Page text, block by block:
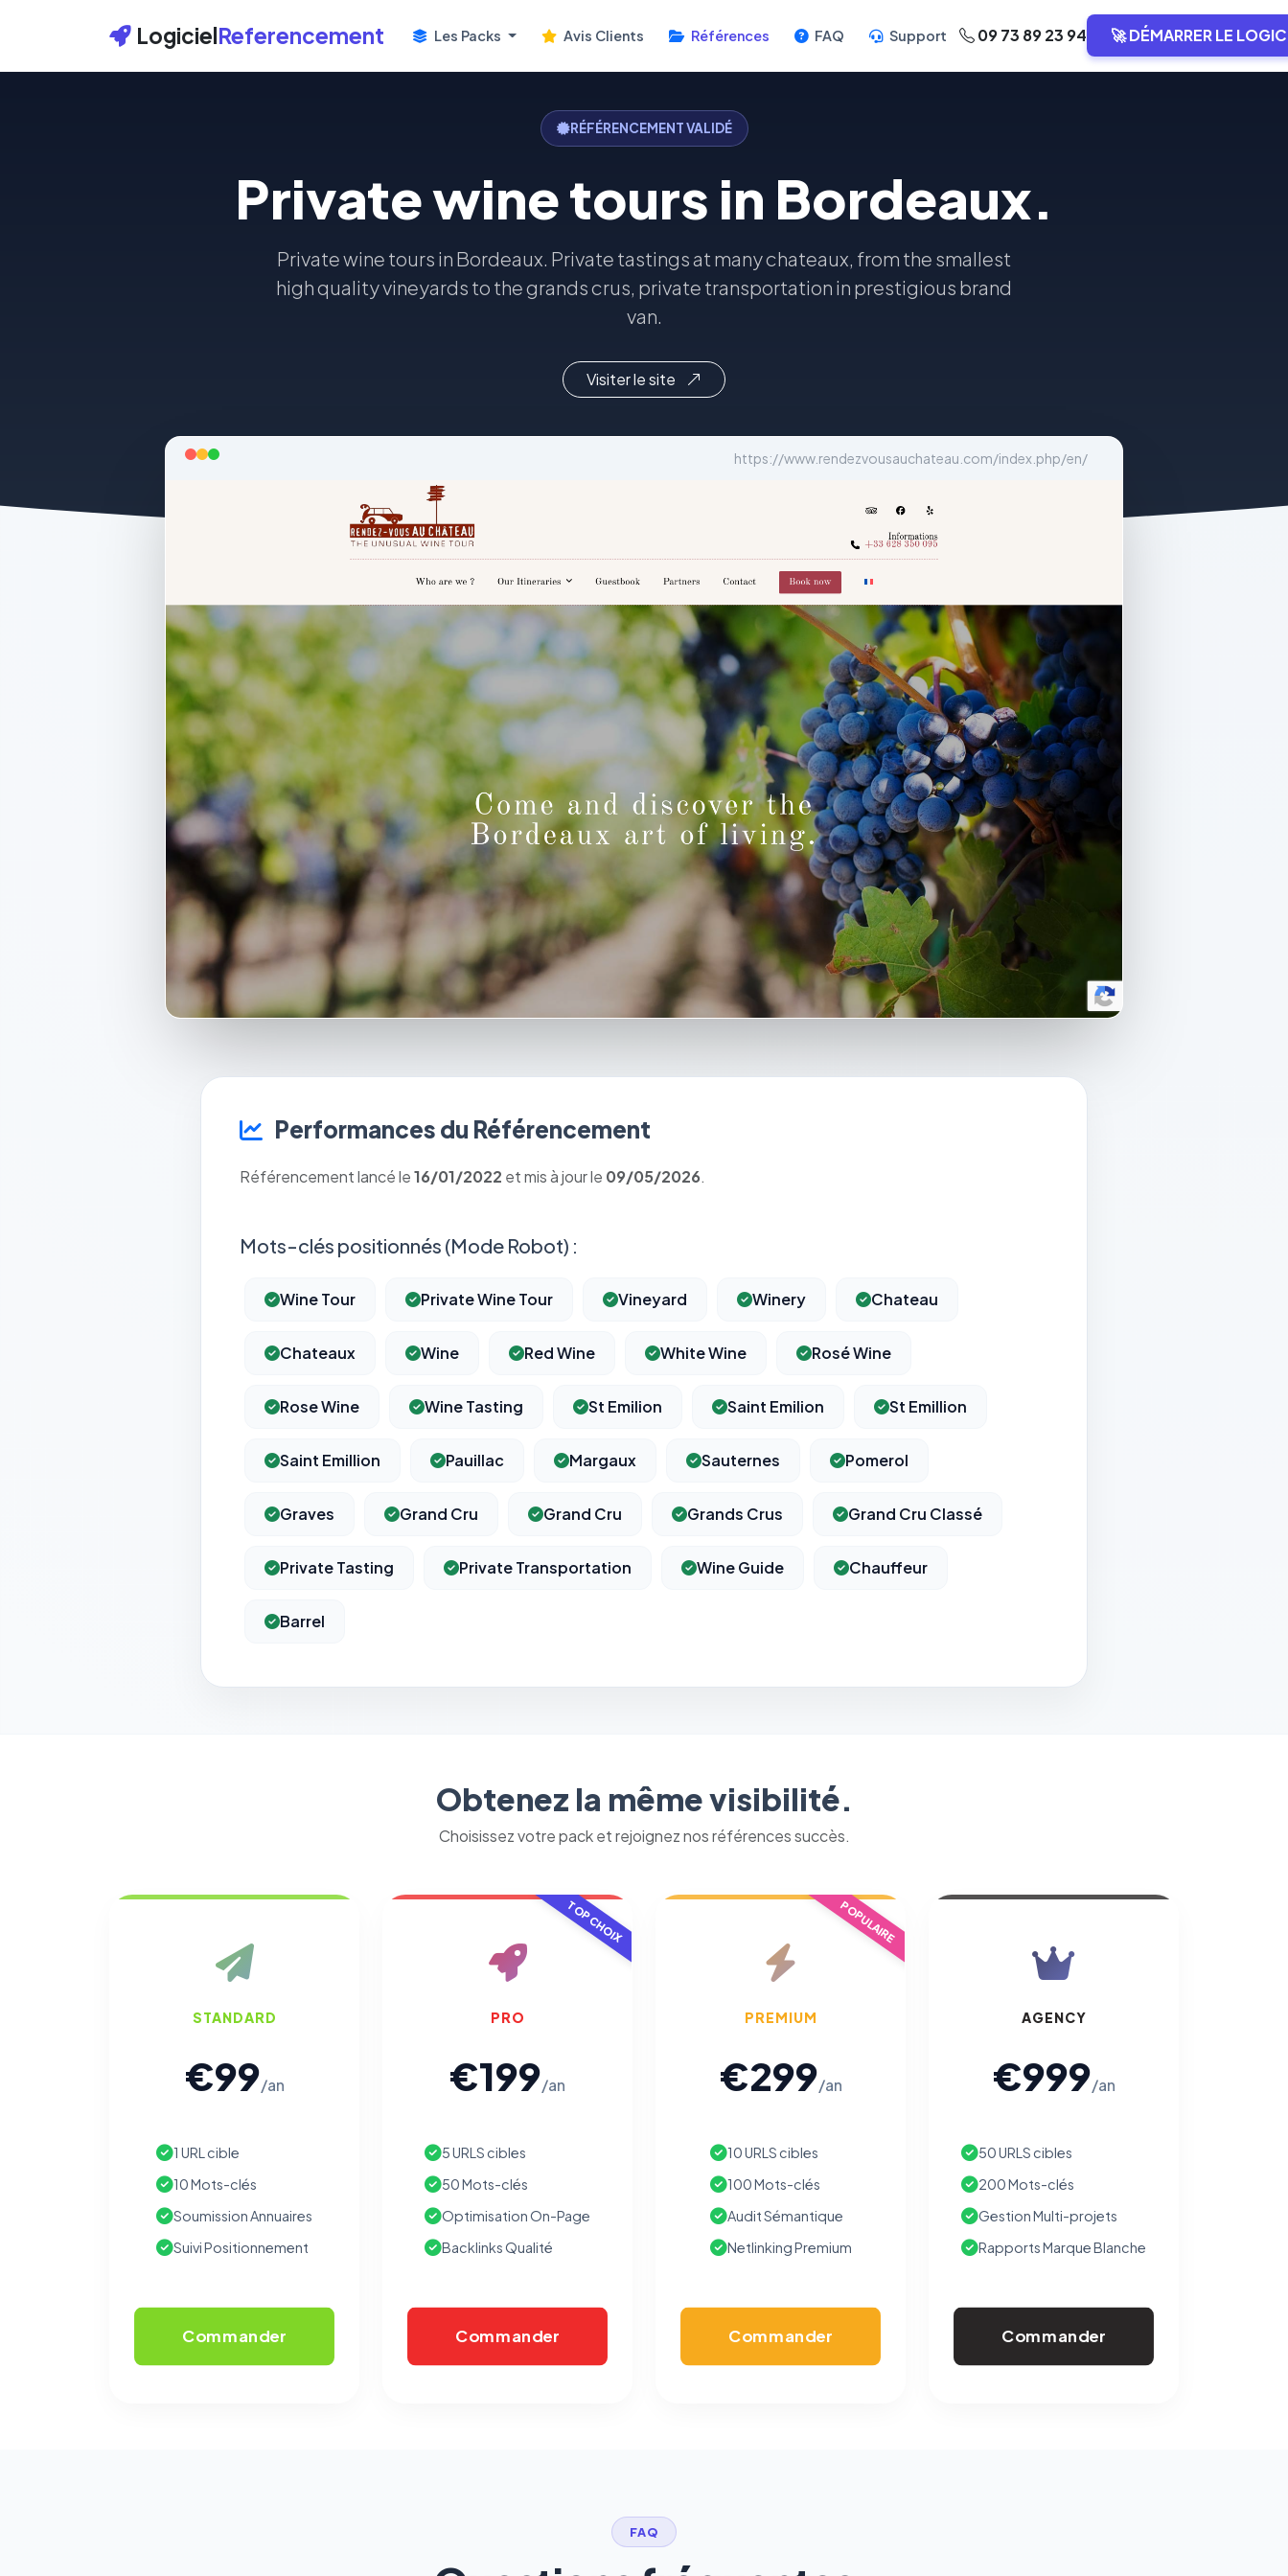
LogicielReferencement Les Packs Avis Clients Références FAQ Support 09 73 89 23 94 🚀 DÉMARRER LE
RÉFÉRENCEMENT VALIDÉ
Private wine tours in Bordeaux.
Private wine tours in Bordeaux. Private tastings at many chateaux, from the smallest
high quality vineyards to the grands crus, private transportation in prestigious brand
van.
Visiter le site
https://www.rendezvousauchateau.com/index.php/en/
Performances du Référencement
Référencement lancé le16/01/2022 et mis à jour le 09/05/2026.
Mots-clés positionnés (Mode Robot) :
Wine Tour Private Wine Tour Vineyard Winery Chateau
Chateaux Wine Red Wine White Wine Rosé Wine
Rose Wine Wine Tasting St Emilion Saint Emilion St Emillion
Saint Emillion Pauillac Margaux Sauternes Pomerol
Graves Grand Cru Grand Cru Grands Crus Grand Cru Classé
Private Tasting Private Transportation Wine Guide Chauffeur
Barrel
Obtenez la même visibilité.
Choisissez votre pack et rejoignez nos références succès.
STANDARD
€99/an
1 URL cible
10 Mots-clés
Soumission Annuaires
Suivi Positionnement
Commander
TOP CHOIX
PRO
€199/an
5 URLS cibles
50 Mots-clés
Optimisation On-Page
Backlinks Qualité
Commander
POPULAIRE
PREMIUM
€299/an
10 URLS cibles
100 Mots-clés
Audit Sémantique
Netlinking Premium
Commander
AGENCY
€999/an
50 URLS cibles
200 Mots-clés
Gestion Multi-projets
Rapports Marque Blanche
Commander
FAQ
Cookies analytiques
Nous aident à comprendre comment vous utilisez le site
Cookies marketing
Permettent d'afficher des publicités pertinentes et de
votre navigation.
Traceurs des courriels
Ce suivi n'est pas géré par ce
bandeau cookies
(cadre distinct du site web). Pour vous y
opposer : utilisez le
lien dédié en pied de chaque courriel (« Pour
vous opposer à ce suivi ») — sans vous désinscrire des envois — ou
écrivez àcontact@logicielreferencement.com. Détail : Politique de
confidentialité(section Traceurs dans les Courriels).